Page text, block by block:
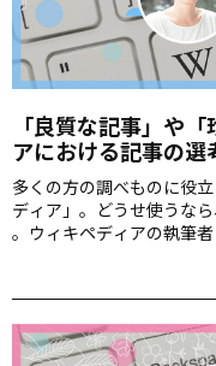
「良質な記事」や
アにおける記事の選
多くの方の調べものに役
ディア」。どうせ使うな
――。ウィキペディアの執筆
記事」などがどのように
話しいただきます。